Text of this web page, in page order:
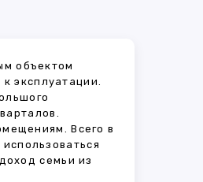
объектом
эксплуатации.
Всего в
семьи из